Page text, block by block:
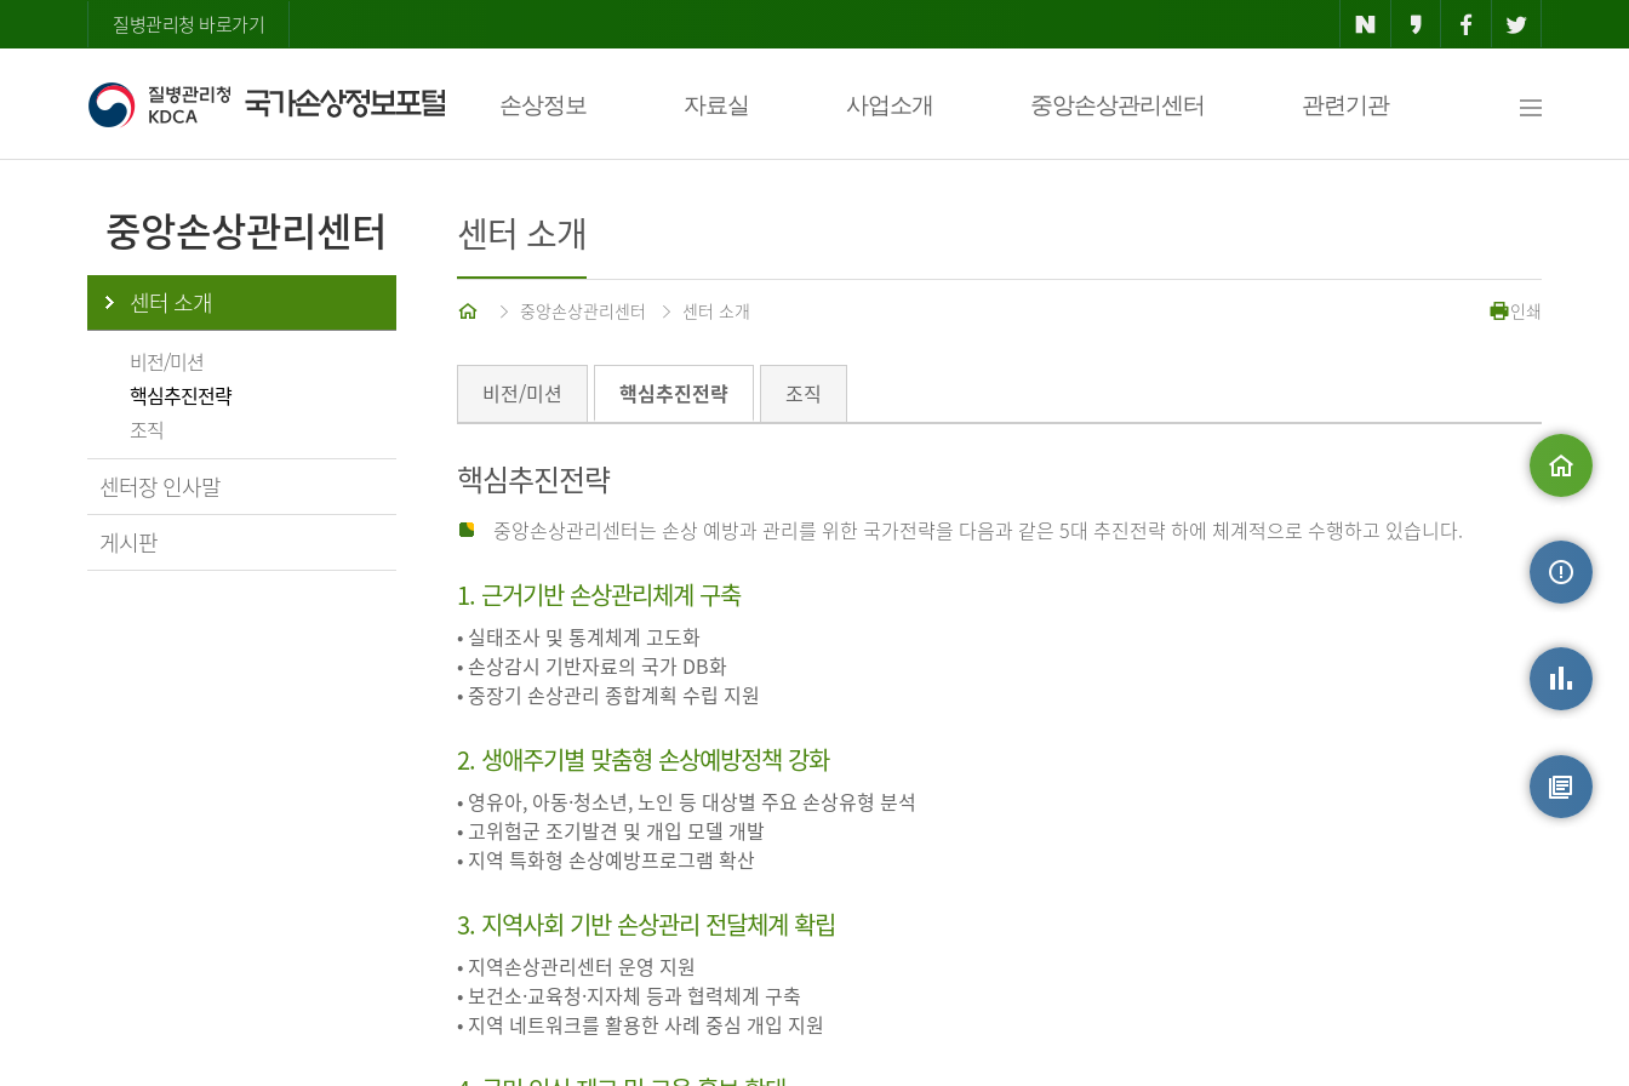
질병관리청 바로가기
손상정보 자료실 사업소개 중앙손상관리센터 관련기관
맵
중앙손상관리센터
센터 소개
비전/미션
핵심추진전략
조직
센터장 인사말
게시판
센터 소개
중앙손상관리센터 센터 소개 인쇄
비전/미션 핵심추진전략 조직
핵심추진전략
중앙손상관리센터는 손상 예방과 관리를 위한 국가전략을 다음과 같은 5대 추진전략 하에 체계적으로 수행하고 있습니다.
1. 근거기반 손상관리체계 구축
• 실태조사 및 통계체계 고도화
• 손상감시 기반자료의 국가 DB화
• 중장기 손상관리 종합계획 수립 지원
2. 생애주기별 맞춤형 손상예방정책 강화
• 영유아, 아동·청소년, 노인 등 대상별 주요 손상유형 분석
• 고위험군 조기발견 및 개입 모델 개발
• 지역 특화형 손상예방프로그램 확산
3. 지역사회 기반 손상관리 전달체계 확립
• 지역손상관리센터 운영 지원
• 보건소·교육청·지자체 등과 협력체계 구축
• 지역 네트워크를 활용한 사례 중심 개입 지원